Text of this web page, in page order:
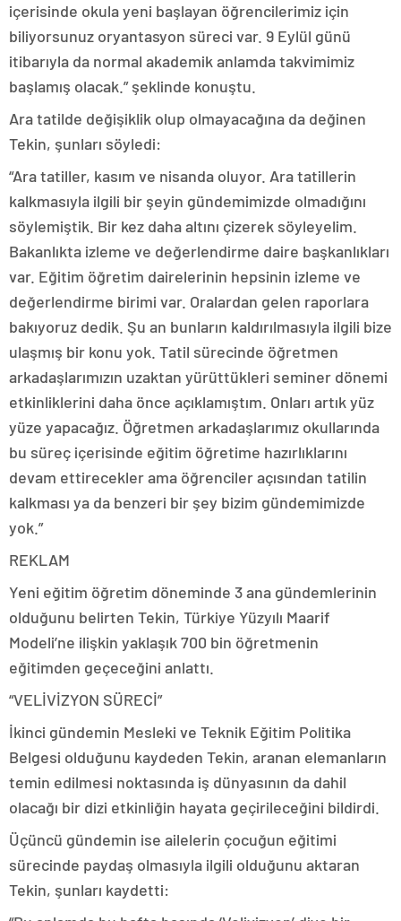
içerisinde okula yeni başlayan öğrencilerimiz için
biliyorsunuz oryantasyon süreci var. 9 Eylül günü
itibarıyla da normal akademik anlamda takvimimiz
başlamış olacak.” şeklinde konuştu.
Ara tatilde değişiklik olup olmayacağına da değinen
Tekin, şunları söyledi:
“Ara tatiller, kasım ve nisanda oluyor. Ara tatillerin
kalkmasıyla ilgili bir şeyin gündemimizde olmadığını
söylemiştik. Bir kez daha altını çizerek söyleyelim.
Bakanlıkta izleme ve değerlendirme daire başkanlıkları
var. Eğitim öğretim dairelerinin hepsinin izleme ve
değerlendirme birimi var. Oralardan gelen raporlara
bakıyoruz dedik. Şu an bunların kaldırılmasıyla ilgili bize
ulaşmış bir konu yok. Tatil sürecinde öğretmen
arkadaşlarımızın uzaktan yürüttükleri seminer dönemi
etkinliklerini daha önce açıklamıştım. Onları artık yüz
yüze yapacağız. Öğretmen arkadaşlarımız okullarında
bu süreç içerisinde eğitim öğretime hazırlıklarını
devam ettirecekler ama öğrenciler açısından tatilin
kalkması ya da benzeri bir şey bizim gündemimizde
yok.”
REKLAM
Yeni eğitim öğretim döneminde 3 ana gündemlerinin
olduğunu belirten Tekin, Türkiye Yüzyılı Maarif
Modeli’ne ilişkin yaklaşık 700 bin öğretmenin
eğitimden geçeceğini anlattı.
“VELİVİZYON SÜRECİ”
İkinci gündemin Mesleki ve Teknik Eğitim Politika
Belgesi olduğunu kaydeden Tekin, aranan elemanların
temin edilmesi noktasında iş dünyasının da dahil
olacağı bir dizi etkinliğin hayata geçirileceğini bildirdi.
Üçüncü gündemin ise ailelerin çocuğun eğitimi
sürecinde paydaş olmasıyla ilgili olduğunu aktaran
Tekin, şunları kaydetti: